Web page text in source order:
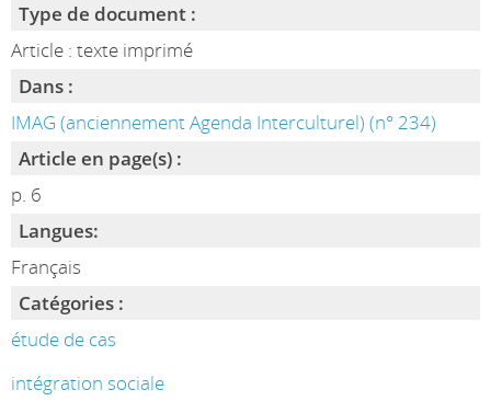
Type de document :
Article : texte imprimé
Dans :
IMAG (anciennement Agenda Interculturel) (n° 234)
Article en page(s) :
p. 6
Langues:
Français
Catégories :
étude de cas
intégration sociale